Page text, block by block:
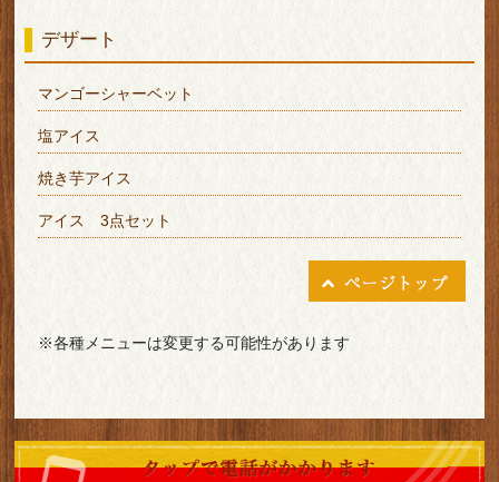
デザート
マンゴーシャーベット
塩アイス
焼き芋アイス
アイス 3点セット
※各種メニューは変更する可能性があります